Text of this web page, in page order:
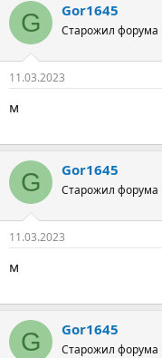
G Gor1645
Старожил форума
11.03.2023
м
G Gor1645
Старожил форума
11.03.2023
м
G Gor1645
Старожил форума